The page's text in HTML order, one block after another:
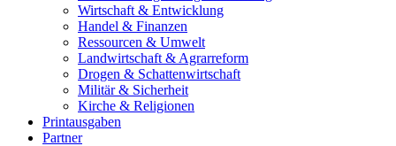
Wirtschaft & Entwicklung
Handel & Finanzen
Ressourcen & Umwelt
Landwirtschaft & Agrarreform
Drogen & Schattenwirtschaft
Militär & Sicherheit
Kirche & Religionen
Printausgaben
Partner